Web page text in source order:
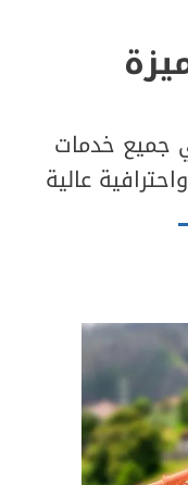
خدمات
عالية